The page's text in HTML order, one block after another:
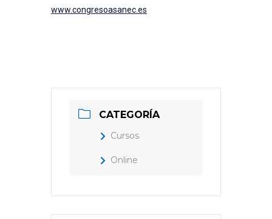
www.congresoasanec.es
CATEGORÍA
Cursos
Online